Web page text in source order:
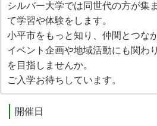
シルバー大学では同世代の方が集
て学習や体験をします。
小平市をもっと知り、仲間とつなが
イベント企画や地域活動にも関わ
を目指しませんか。
ご入学お待ちしています。
開催日